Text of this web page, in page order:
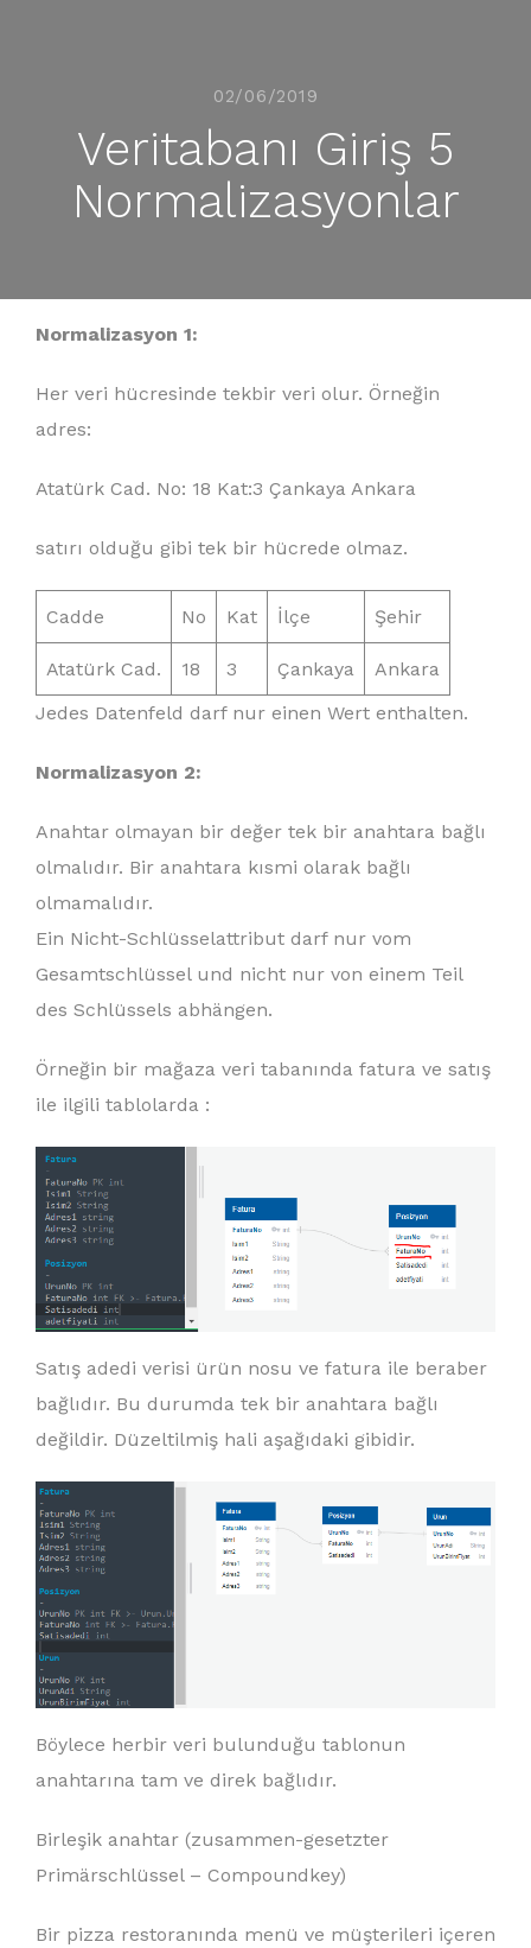
02/06/2019
Veritabanı Giriş 5
Normalizasyonlar
Normalizasyon 1:
Her veri hücresinde tekbir veri olur. Örneğin
adres:
Atatürk Cad. No: 18 Kat:3 Çankaya Ankara
satırı olduğu gibi tek bir hücrede olmaz.
Cadde No Kat İlçe Şehir
Atatürk Cad. 18 3 Çankaya
Ankara
Jedes Datenfeld darf nur einen Wert enthalten.
Normalizasyon 2:
Anahtar olmayan bir değer tek bir anahtara bağlı
olmalıdır. Bir anahtara kısmi olarak bağlı
olmamalıdır.
Ein Nicht-Schlüsselattribut darf nur vom
Gesamtschlüssel und nicht nur von einem Teil
des Schlüssels abhängen.
Örneğin bir mağaza veri tabanında fatura ve satış
ile ilgili tablolarda :
Satış adedi verisi ürün nosu ve fatura ile beraber
bağlıdır. Bu durumda tek bir anahtara bağlı
değildir. Düzeltilmiş hali aşağıdaki gibidir.
Böylece herbir veri bulunduğu tablonun
anahtarına tam ve direk bağlıdır.
Birleşik anahtar (zusammen-gesetzter
Primärschlüssel – Compoundkey)
Bir pizza restoranında menü ve müşterileri içeren